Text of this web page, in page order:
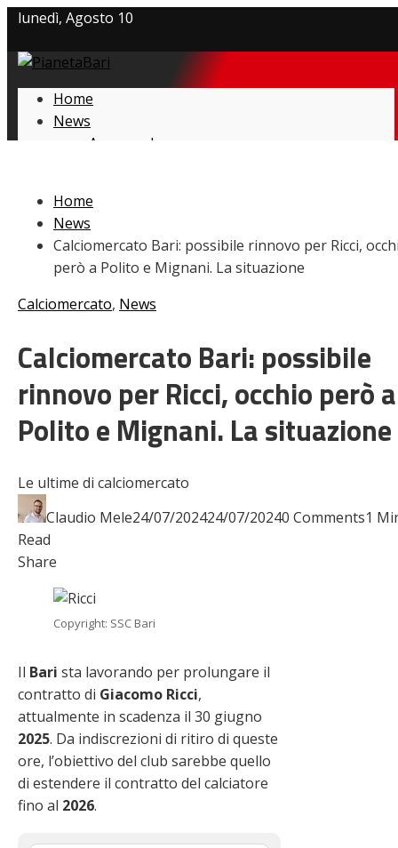
lunedì, Agosto 10
Privacy policy
Cookie Policy
Home
News
Amarcord
Giovanili
Le pagelle
Interviste
Focus
Calciomercato
Video
Home
News
Calciomercato Bari: possibile rinnovo per Ricci,
però a Polito e Mignani. La situazione
Calciomercato, News
Calciomercato Bari: possibile
rinnovo per Ricci, occhio però a
Polito e Mignani. La situazione
Le ultime di calciomercato
Claudio Mele24/07/202424/07/20240 Comments1
Read
Facebook
Twitter
LinkedIn
Pinterest
Stumbleupon
Email
Share
Copyright: SSC Bari
Il Bari sta lavorando per prolungare il
contratto di Giacomo Ricci,
attualmente in scadenza il 30 giugno
2025. Da indiscrezioni di ritiro di queste
ore, l’obiettivo del club sarebbe quello
di estendere il contratto del calciatore
fino al 2026.